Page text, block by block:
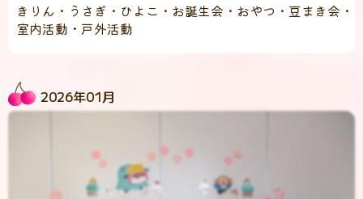
きりん・うさぎ・ひよこ・お誕生会・おやつ・豆まき会・
室内活動・戸外活動
2026年01月